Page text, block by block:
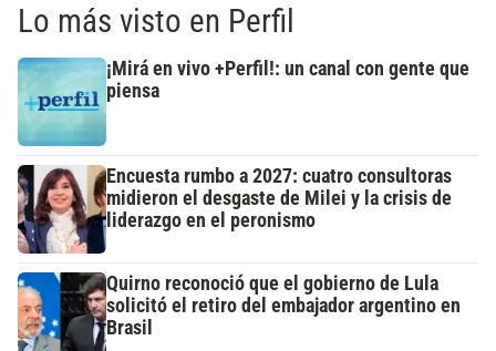
Lo más visto en Perfil
¡Mirá en vivo +Perfil!: un canal con gente que
piensa
Encuesta rumbo a 2027: cuatro consultoras
midieron el desgaste de Milei y la crisis de
liderazgo en el peronismo
Quirno reconoció que el gobierno de Lula
solicitó el retiro del embajador argentino en
Brasil